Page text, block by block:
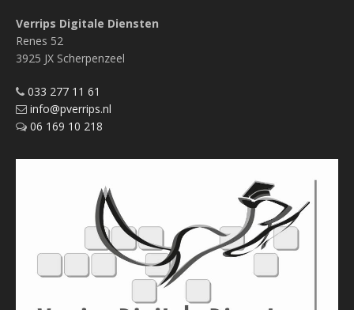
Verrips Digitale Diensten
Renes 52
3925 JX Scherpenzeel
033 277 11 61
info@pverrips.nl
06 169 10 218